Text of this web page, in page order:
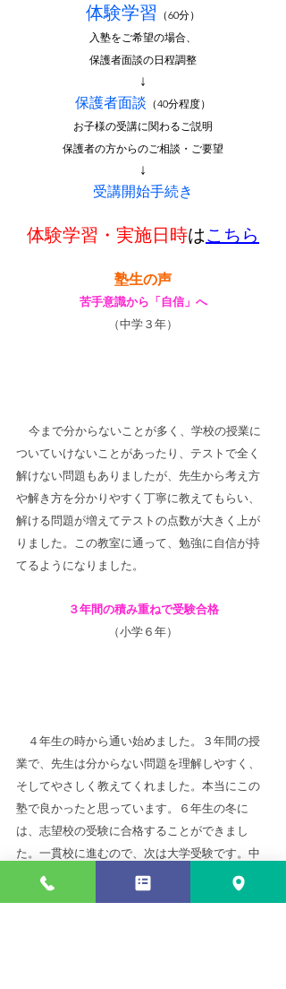
体験学習 （60分）
入塾をご希望の場合、
保護者面談の日程調整
↓
保護者面談 （40分程度）
お子様の受講に関わるご説明
保護者の方からのご相談・ご要望
↓
受講開始手続き
体験学習・実施日時はこちら
塾生の声
苦手意識から「自信」へ
（中学３年）
今まで分からないことが多く、学校の授業に
ついていけないことがあったり、テストで全く
解けない問題もありましたが、先生から考え方
や解き方を分かりやすく丁寧に教えてもらい、
解ける問題が増えてテストの点数が大きく上が
りました。この教室に通って、勉強に自信が持
てるようになりました。
３年間の積み重ねで受験合格
（小学６年）
４年生の時から通い始めました。３年間の授
業で、先生は分からない問題を理解しやすく、
そしてやさしく教えてくれました。本当にこの
塾で良かったと思っています。６年生の冬に
は、志望校の受験に合格することができまし
た。一貫校に進むので、次は大学受験です。中
学に上がっても、目標のためにこの塾で学んで